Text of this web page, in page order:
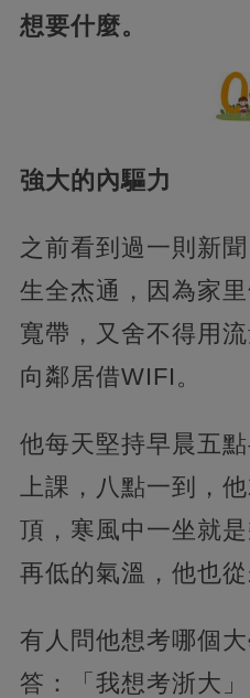
想要什麼。
強大的內驅力
之前看到過一則新
生全杰通，因為家
寬帶，又舍不得用
向鄰居借WIFI。
他每天堅持早晨五
上課，八點一到，
頂，寒風中一坐就
再低的氣溫，他也從
有人問他想考哪個
答：「我想考浙大」